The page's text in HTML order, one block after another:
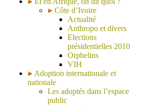
Côte d’Ivoire
Actualité
Anthropo et divers
Elections
présidentielles 2010
Orphelins
VIH
Adoption internationale et
nationale
Les adoptés dans l’espace
public